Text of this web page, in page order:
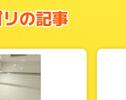
の記事